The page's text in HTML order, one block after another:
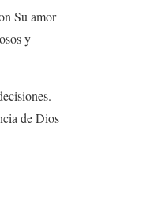
Su amor
y
de Dios